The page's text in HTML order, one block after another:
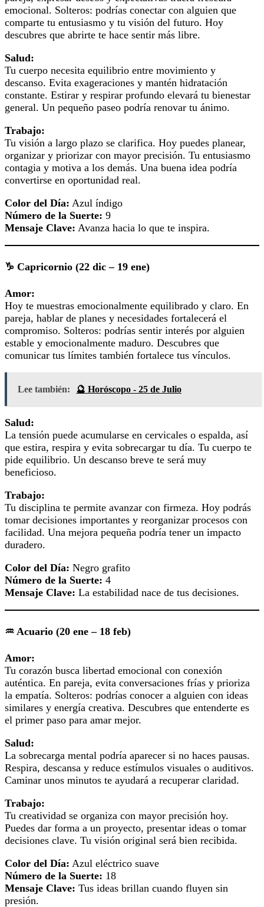
emocional. Solteros: podrías conectar con alguien que
comparte tu entusiasmo y tu visión del futuro. Hoy
descubres que abrirte te hace sentir más libre.
Salud:
Tu cuerpo necesita equilibrio entre movimiento y
descanso. Evita exageraciones y mantén hidratación
constante. Estirar y respirar profundo elevará tu bienestar
general. Un pequeño paseo podría renovar tu ánimo.
Trabajo:
Tu visión a largo plazo se clarifica. Hoy puedes planear,
organizar y priorizar con mayor precisión. Tu entusiasmo
contagia y motiva a los demás. Una buena idea podría
convertirse en oportunidad real.
Color del Día: Azul índigo
Número de la Suerte: 9
Mensaje Clave: Avanza hacia lo que te inspira.
♑ Capricornio (22 dic – 19 ene)
Amor:
Hoy te muestras emocionalmente equilibrado y claro. En
pareja, hablar de planes y necesidades fortalecerá el
compromiso. Solteros: podrías sentir interés por alguien
estable y emocionalmente maduro. Descubres que
comunicar tus límites también fortalece tus vínculos.
Lee también: 🔮 Horóscopo - 25 de Julio
Salud:
La tensión puede acumularse en cervicales o espalda, así
que estira, respira y evita sobrecargar tu día. Tu cuerpo te
pide equilibrio. Un descanso breve te será muy
beneficioso.
Trabajo:
Tu disciplina te permite avanzar con firmeza. Hoy podrás
tomar decisiones importantes y reorganizar procesos con
facilidad. Una mejora pequeña podría tener un impacto
duradero.
Color del Día: Negro grafito
Número de la Suerte: 4
Mensaje Clave: La estabilidad nace de tus decisiones.
♒ Acuario (20 ene – 18 feb)
Amor:
Tu corazón busca libertad emocional con conexión
auténtica. En pareja, evita conversaciones frías y prioriza
la empatía. Solteros: podrías conocer a alguien con ideas
similares y energía creativa. Descubres que entenderte es
el primer paso para amar mejor.
Salud:
La sobrecarga mental podría aparecer si no haces pausas.
Respira, descansa y reduce estímulos visuales o auditivos.
Caminar unos minutos te ayudará a recuperar claridad.
Trabajo:
Tu creatividad se organiza con mayor precisión hoy.
Puedes dar forma a un proyecto, presentar ideas o tomar
decisiones clave. Tu visión original será bien recibida.
Color del Día: Azul eléctrico suave
Número de la Suerte: 18
Mensaje Clave: Tus ideas brillan cuando fluyen sin
presión.